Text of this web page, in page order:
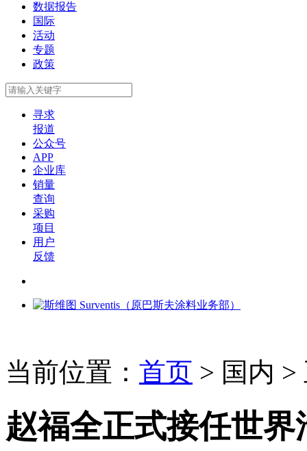
数据报告
国际
活动
专题
政策
寻求
报道
公众号
APP
企业库
销量
查询
采购
项目
用户
反馈
当前位置： 首页 > 国内 >
赵福全正式接任世